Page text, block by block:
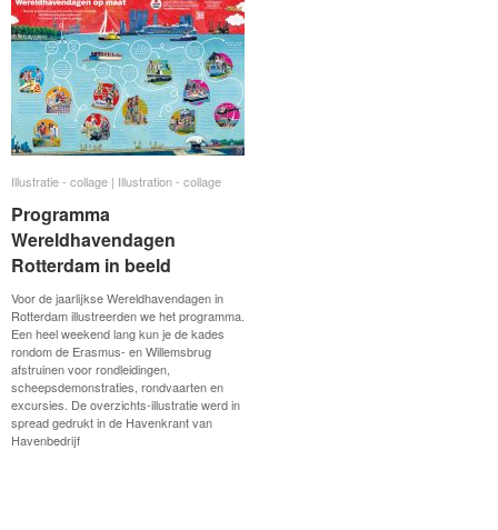
Illustratie - collage | Illustration - collage
Programma
Wereldhavendagen
Rotterdam in beeld
Voor de jaarlijkse Wereldhavendagen in
Rotterdam illustreerden we het programma.
Een heel weekend lang kun je de kades
rondom de Erasmus- en Willemsbrug
afstruinen voor rondleidingen,
scheepsdemonstraties, rondvaarten en
excursies. De overzichts-illustratie werd in
spread gedrukt in de Havenkrant van
Havenbedrijf
Illustratie - collage | Illustration - collage
Programma
Wereldhavendagen
Rotterdam in beeld